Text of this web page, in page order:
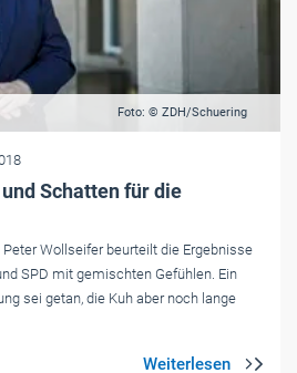
Foto: © ZDH/Schuering
Schatten für die
Wollseifer beurteilt die Ergebnisse
SPD mit gemischten Gefühlen. Ein
sei getan, die Kuh aber noch lange